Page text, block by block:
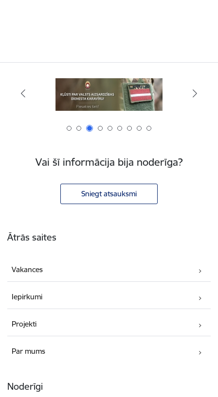
Vai šī informācija bija noderīga?
Sniegt atsauksmi
Ātrās saites
Vakances
Iepirkumi
Projekti
Par mums
Noderīgi